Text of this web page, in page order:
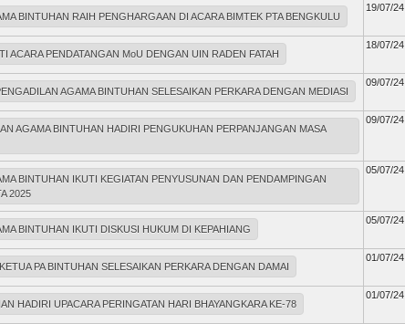
BINTUHAN RAIH PENGHARGAAN DI ACARA BIMTEK PTA BENGKULU
19/07/24
ACARA PENDATANGAN MoU DENGAN UIN RADEN FATAH
18/07/24
AGAMA BINTUHAN SELESAIKAN PERKARA DENGAN MEDIASI
09/07/24
AGAMA BINTUHAN HADIRI PENGUKUHAN PERPANJANGAN MASA
09/07/24
BINTUHAN IKUTI KEGIATAN PENYUSUNAN DAN PENDAMPINGAN
2025
05/07/24
BINTUHAN IKUTI DISKUSI HUKUM DI KEPAHIANG
05/07/24
PA BINTUHAN SELESAIKAN PERKARA DENGAN DAMAI
01/07/24
HADIRI UPACARA PERINGATAN HARI BHAYANGKARA KE-78
01/07/24